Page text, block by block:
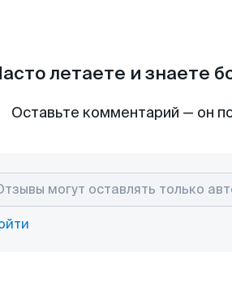
летаете и знаете
Оставьте комментарий — он